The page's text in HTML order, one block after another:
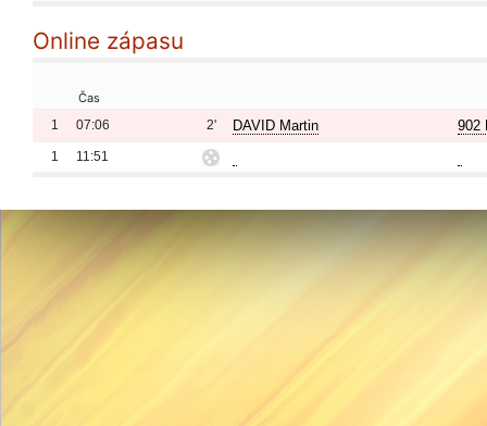
Online zápasu
Čas
1
07:06 2' DAVID Martin 902
1 11:51